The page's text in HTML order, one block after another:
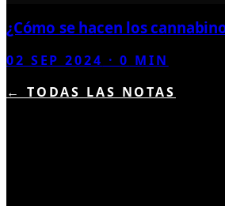
¿Cómo se hacen los
02 SEP 2024 ·0 MIN
← TODAS LAS NOTAS